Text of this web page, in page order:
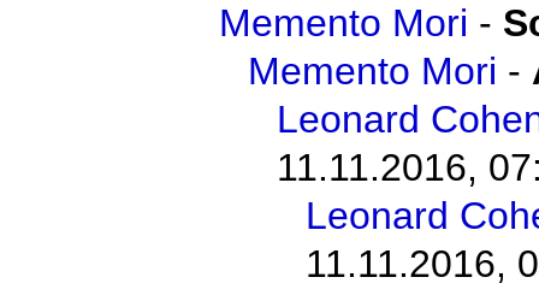
Memento Mori -
Memento Mori -
Leonard
11.11.2016,
Leonard
11.11.2016,